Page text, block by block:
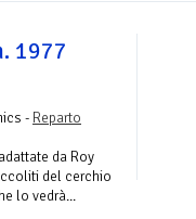
1977
- Reparto
da Roy
del cerchio
lo vedrà...